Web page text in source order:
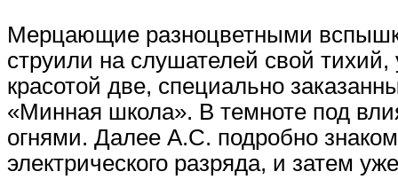
Мерцающие разноцветными
струили на слушателей свой
красотой две, специально
«Минная школа». В темноте под
огнями. Далее А.С. подробно
электрического разряда, и затем